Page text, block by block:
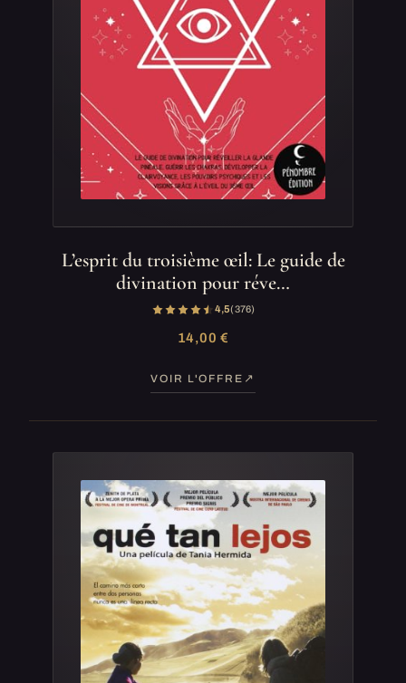
L’esprit du troisième œil: Le guide de
divination pour réve…
4,5(376)
14,00 €
VOIR L'OFFRE